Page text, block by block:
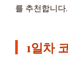
를 추천합니다.
1일차